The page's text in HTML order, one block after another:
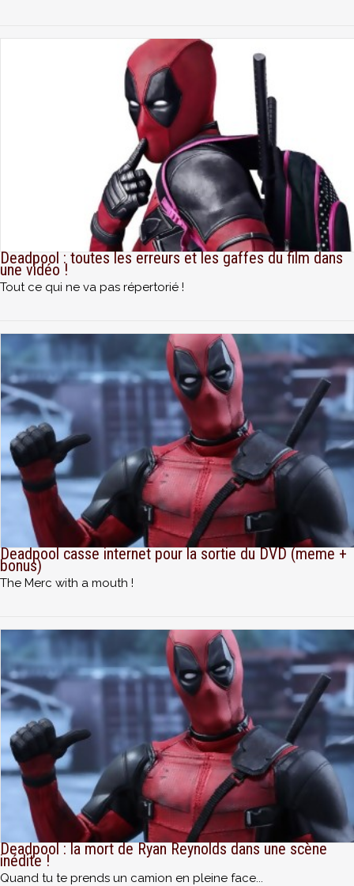
Deadpool : toutes les erreurs et les gaffes du film dans
une vidéo !
Tout ce qui ne va pas répertorié !
Deadpool casse internet pour la sortie du DVD (meme +
bonus)
The Merc with a mouth !
Deadpool : la mort de Ryan Reynolds dans une scène
inédite !
Quand tu te prends un camion en pleine face...